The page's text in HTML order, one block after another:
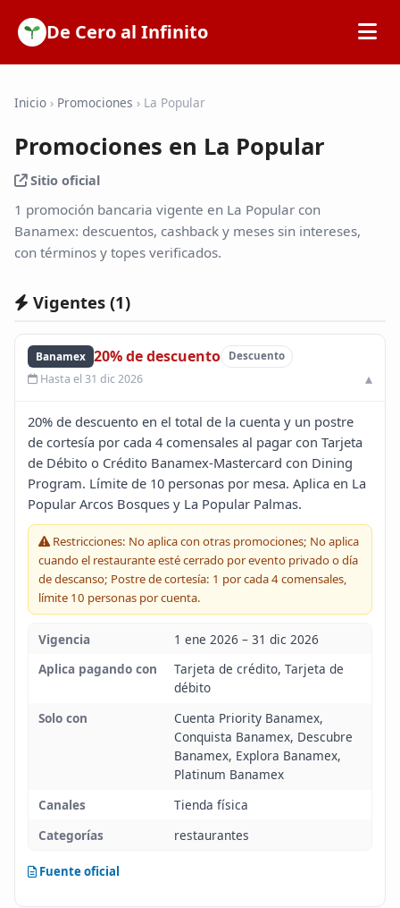
De Cero al Infinito
SOFIPOs
Calculadoras
Tarjetas de Crédito
Promociones
Blog
Infinito
Inicio › Promociones › La Popular
Promociones en La Popular
Sitio oficial
1 promoción bancaria vigente en La Popular con
Banamex: descuentos, cashback y meses sin intereses,
con términos y topes verificados.
Vigentes (1)
Banamex 20% de descuento Descuento
Hasta el 31 dic 2026
20% de descuento en el total de la cuenta y un postre
de cortesía por cada 4 comensales al pagar con Tarjeta
de Débito o Crédito Banamex-Mastercard con Dining
Program. Límite de 10 personas por mesa. Aplica en La
Popular Arcos Bosques y La Popular Palmas.
Restricciones: No aplica con otras promociones; No aplica
cuando el restaurante esté cerrado por evento privado o día
de descanso; Postre de cortesía: 1 por cada 4 comensales,
límite 10 personas por cuenta.
Vigencia
1 ene 2026 – 31 dic 2026
Aplica pagando con
Tarjeta de crédito, Tarjeta de
débito
Solo con
Cuenta Priority Banamex,
Conquista Banamex, Descubre
Banamex, Explora Banamex,
Platinum Banamex
Canales
Tienda física
Categorías
restaurantes
Fuente oficial